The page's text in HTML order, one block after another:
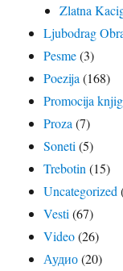
Zlatna
Ljubodrag
Pesme(3)
Poezija (168)
Promocija
Proza (7)
Soneti (5)
Trebotin (15)
Uncategorized
Vesti (67)
Video(26)
Аудио(20)